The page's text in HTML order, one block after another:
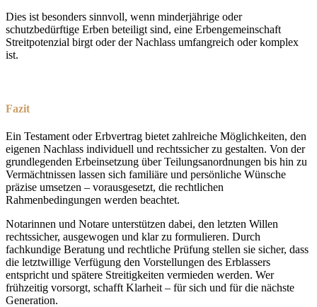
Dies ist besonders sinnvoll, wenn minderjährige oder
schutzbedürftige Erben beteiligt sind, eine Erbengemeinschaft
Streitpotenzial birgt oder der Nachlass umfangreich oder komplex
ist.
Fazit
Ein Testament oder Erbvertrag bietet zahlreiche Möglichkeiten, den
eigenen Nachlass individuell und rechtssicher zu gestalten. Von der
grundlegenden Erbeinsetzung über Teilungsanordnungen bis hin zu
Vermächtnissen lassen sich familiäre und persönliche Wünsche
präzise umsetzen – vorausgesetzt, die rechtlichen
Rahmenbedingungen werden beachtet.
Notarinnen und Notare unterstützen dabei, den letzten Willen
rechtssicher, ausgewogen und klar zu formulieren. Durch
fachkundige Beratung und rechtliche Prüfung stellen sie sicher, dass
die letztwillige Verfügung den Vorstellungen des Erblassers
entspricht und spätere Streitigkeiten vermieden werden. Wer
frühzeitig vorsorgt, schafft Klarheit – für sich und für die nächste
Generation.